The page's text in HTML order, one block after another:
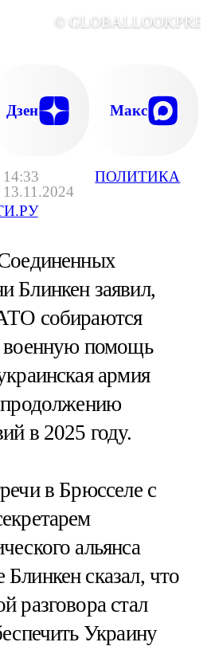
14:33
13.11.2024
ПОЛИТИКА
©
Дзен Макс
Блинкен заявил,
собираются
военную помощь
армия
продолжению
в 2025 году.
в Брюсселе с
альянса
сказал, что
разговора стал
Украину